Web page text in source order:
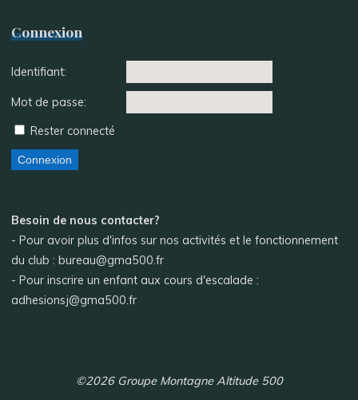
Connexion
Identifiant:
Mot de passe:
Rester connecté
Connexion
Besoin de nous contacter?
- Pour avoir plus d'infos sur nos activités et le fonctionnement
du club : bureau@gma500.fr
- Pour inscrire un enfant aux cours d'escalade :
adhesionsj@gma500.fr
©2026 Groupe Montagne Altitude 500